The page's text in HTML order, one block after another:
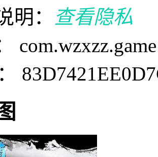
明：
查看隐私
com.wzxzz.game